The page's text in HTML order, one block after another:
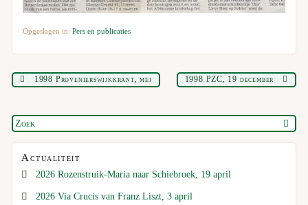
Opgeslagen in:Pers en publicaties
1998 Provenierswijkkrant, mei 1998 PZC, 19 december
Actualiteit
2026 Rozenstruik-Maria naar Schiebroek, 19 april
2026 Via Crucis van Franz Liszt, 3 april